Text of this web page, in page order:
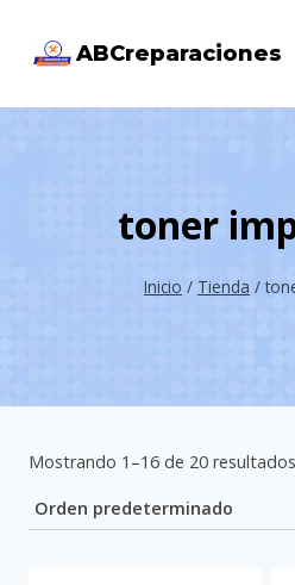
ABCreparaciones
toner
Inicio / Tienda /
Mostrando 1–16 de 20 resultados